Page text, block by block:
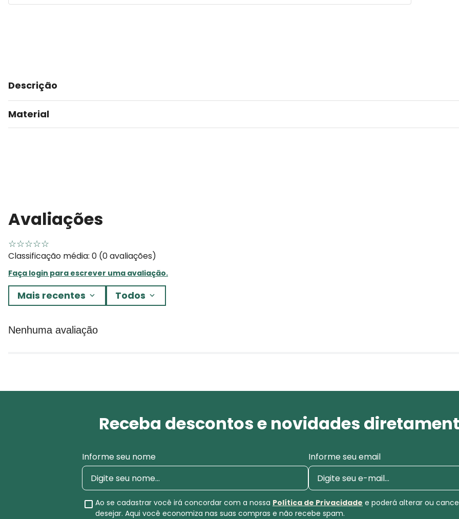
Descrição
Material
Avaliações
☆☆☆☆☆
Classificação média: 0 (0 avaliações)
Faça login para escrever uma avaliação.
Mais recentes Todos
Nenhuma avaliação
Receba descontos e novidades
Informe seu nome Informe seu email
Ao se cadastrar você irá concordar com a nossa Política de Privacidade e poderá alterar ou
desejar. Aqui você economiza nas suas compras e não recebe spam.